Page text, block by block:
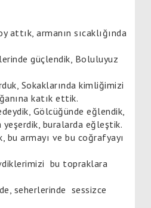
attık, armanın sıcaklığında
güçlendik, Boluluyuz
Sokaklarında kimliğimizi
katık ettik.
Gölcüğünde eğlendik,
yeşerdik, buralarda eğleştik.
bu armayı ve bu coğrafyayı
bu topraklara
seherlerinde sessizce